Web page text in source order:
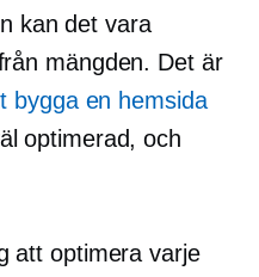
kan det vara
mängden. Det är
bygga en hemsida
optimerad, och
att optimera varje